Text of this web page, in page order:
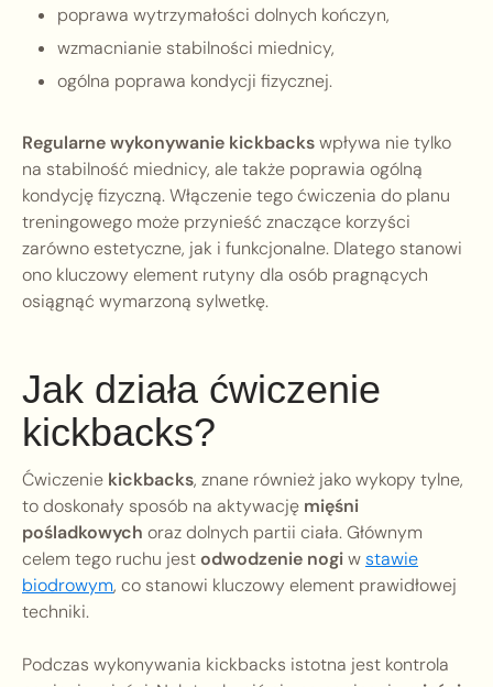
poprawa wytrzymałości dolnych kończyn,
wzmacnianie stabilności miednicy,
ogólna poprawa kondycji fizycznej.
Regularne wykonywanie kickbackswpływa nie tylko
na stabilność miednicy, ale także poprawia ogólną
kondycję fizyczną. Włączenie tego ćwiczenia do planu
treningowego może przynieść znaczące korzyści
zarówno estetyczne, jak i funkcjonalne. Dlatego stanowi
ono kluczowy element rutyny dla osób pragnących
osiągnąć wymarzoną sylwetkę.
Jak działa ćwiczenie
kickbacks?
Ćwiczenie kickbacks, znane również jako wykopy tylne,
to doskonały sposób na aktywację mięśni
pośladkowych oraz dolnych partii ciała. Głównym
celem tego ruchu jestodwodzenie nogiwstawie
biodrowym, co stanowi kluczowy element prawidłowej
techniki.
Podczas wykonywania kickbacks istotna jest kontrola